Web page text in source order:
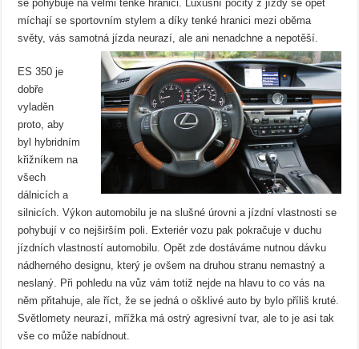
se pohybuje na velmi tenké hranici. Luxusní pocity z jízdy se opět
míchají se sportovním stylem a díky tenké hranici mezi oběma
světy, vás samotná jízda neurazí, ale ani nenadchne a nepotěší.
ES 350 je
dobře
vyladěn
proto, aby
byl hybridním
křižníkem na
všech
dálnicích a
silnicích. Výkon automobilu je na slušné úrovni a jízdní vlastnosti se
pohybují v co nejširším poli. Exteriér vozu pak pokračuje v duchu
jízdních vlastností automobilu. Opět zde dostáváme nutnou dávku
nádherného designu, který je ovšem na druhou stranu nemastný a
neslaný. Při pohledu na vůz vám totiž nejde na hlavu to co vás na
něm přitahuje, ale říct, že se jedná o ošklivé auto by bylo příliš kruté.
Světlomety neurazí, mřížka má ostrý agresivní tvar, ale to je asi tak
vše co může nabídnout.